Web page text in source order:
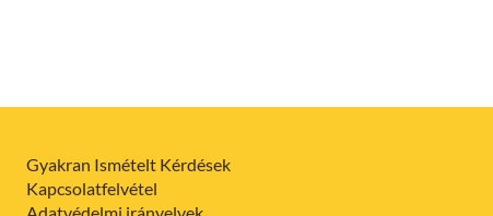
Gyakran Ismételt Kérdések
Kapcsolatfelvétel